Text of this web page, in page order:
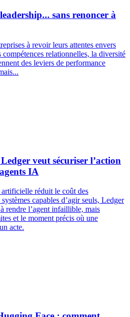
sans renoncer à
à revoir leurs attentes envers
compétences relationnelles, la diversité
des leviers de performance
veut sécuriser l’action
IA
réduit le coût des
capables d’agir seuls, Ledger
rendre l’agent infaillible, mais
et le moment précis où une
acte.